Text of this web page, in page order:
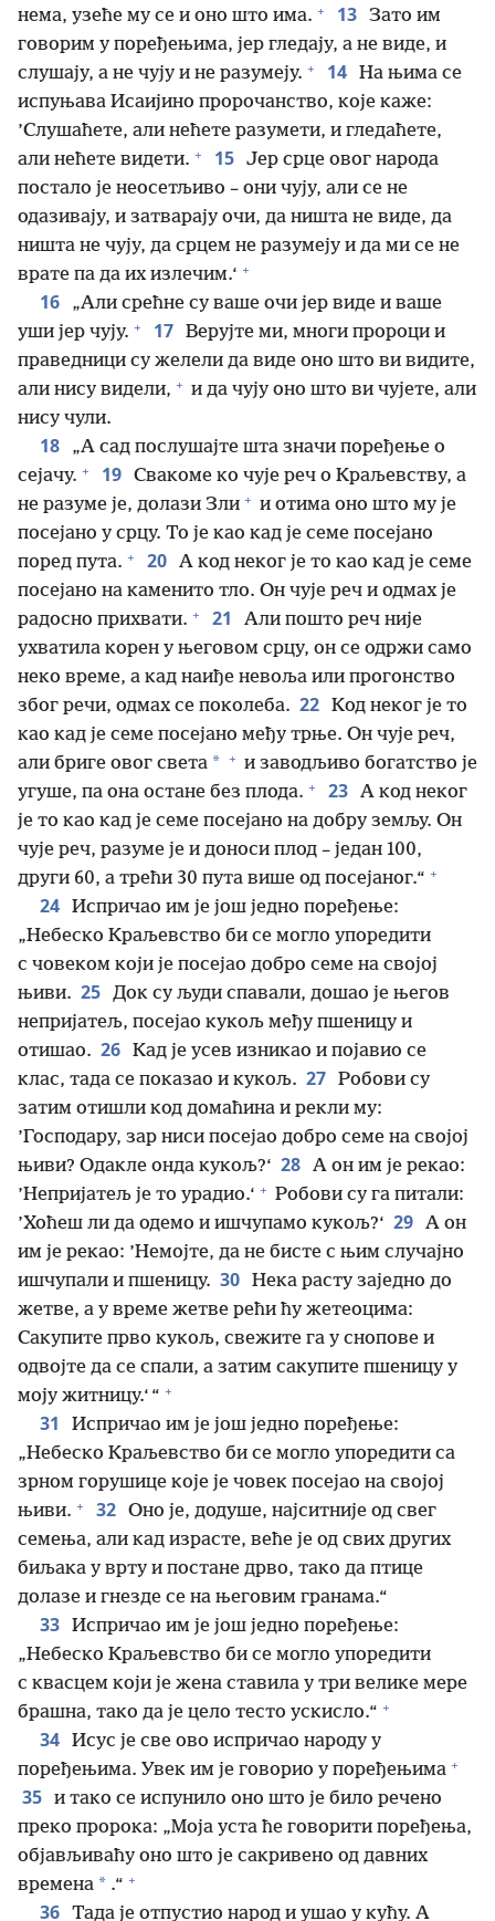
нема, узеће му се и оно што има. + 13 Зато им
говорим у поређењима, јер гледају, а не виде, и
слушају, а не чују и не разумеју. + 14 На њима се
испуњава Исаијино пророчанство, које каже:
’Слушаћете, али нећете разумети, и гледаћете,
али нећете видети. + 15 Јер срце овог народа
постало је неосетљиво – они чују, али се не
одазивају, и затварају очи, да ништа не виде, да
ништа не чују, да срцем не разумеју и да ми се не
врате па да их излечим.‘ +
16
„Али срећне су ваше очи јер виде и ваше
уши јер чују. + 17 Верујте ми, многи пророци и
праведници су желели да виде оно што ви видите,
али нису видели, + и да чују оно што ви чујете, али
нису чули.
18
„А сад послушајте шта значи поређење о
сејачу. + 19 Свакоме ко чује реч о Краљевству, а
не разуме је, долази Зли + и отима оно што му је
посејано у срцу. То је као кад је семе посејано
поред пута. + 20 А код неког је то као кад је семе
посејано на каменито тло. Он чује реч и одмах је
радосно прихвати. + 21
Али пошто реч није
ухватила корен у његовом срцу, он се одржи само
неко време, а кад наиђе невоља или прогонство
због речи, одмах се поколеба. 22 Код неког је то
као кад је семе посејано међу трње. Он чује реч,
али бриге овог света * + и заводљиво богатство је
угуше, па она остане без плода. + 23 А код неког
је то као кад је семе посејано на добру земљу. Он
чује реч, разуме је и доноси плод – један 100,
други 60, а трећи 30 пута више од посејаног.“ +
24 Испричао им је још једно поређење:
„Небеско Краљевство би се могло упоредити
с човеком који је посејао добро семе на својој
њиви. 25 Док су људи спавали, дошао је његов
непријатељ, посејао кукољ међу пшеницу и
отишао. 26 Кад је усев изникао и појавио се
клас, тада се показао и кукољ. 27 Робови су
затим отишли код домаћина и рекли му:
’Господару, зар ниси посејао добро семе на својој
њиви? Одакле онда кукољ?‘ 28 А он им је рекао:
’Непријатељ је то урадио.‘ + Робови су га питали:
’Хоћеш ли да одемо и ишчупамо кукољ?‘ 29 А он
им је рекао: ’Немојте, да не бисте с њим случајно
ишчупали и пшеницу. 30 Нека расту заједно до
жетве, а у време жетве рећи ћу жетеоцима:
Сакупите прво кукољ, свежите га у снопове и
одвојте да се спали, а затим сакупите пшеницу у
моју житницу.‘ “ +
31
Испричао им је још једно поређење:
„Небеско Краљевство би се могло упоредити са
зрном горушице које је човек посејао на својој
њиви. + 32 Оно је, додуше, најситније од свег
семења, али кад израсте, веће је од свих других
биљака у врту и постане дрво, тако да птице
долазе и гнезде се на његовим гранама.“
33 Испричао им је још једно поређење:
„Небеско Краљевство би се могло упоредити
с квасцем који је жена ставила у три велике мере
брашна, тако да је цело тесто ускисло.“ +
34 Исус је све ово испричао народу у
поређењима. Увек им је говорио у поређењима +
35 и тако се испунило оно што је било речено
преко пророка: „Моја уста ће говорити поређења,
објављиваћу оно што је сакривено од давних
времена * .“ +
36 Тада је отпустио народ и ушао у кућу. А